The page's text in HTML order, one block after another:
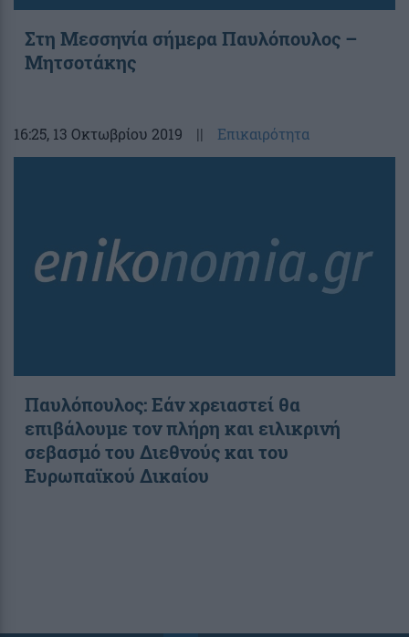
Στη Μεσσηνία σήμερα Παυλόπουλος –
Μητσοτάκης
16:25, 13 Οκτωβρίου 2019 || Επικαιρότητα
Παυλόπουλος: Εάν χρειαστεί θα
επιβάλουμε τον πλήρη και ειλικρινή
σεβασμό του Διεθνούς και του
Ευρωπαϊκού Δικαίου